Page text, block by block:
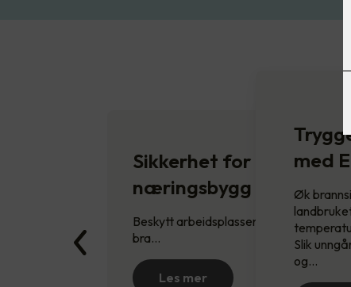
med
Øk
Slik
og…
Sikkerhet for ditt
næringsbygg
Beskytt arbeidsplassen mot innbrudd,
bra…
Les mer